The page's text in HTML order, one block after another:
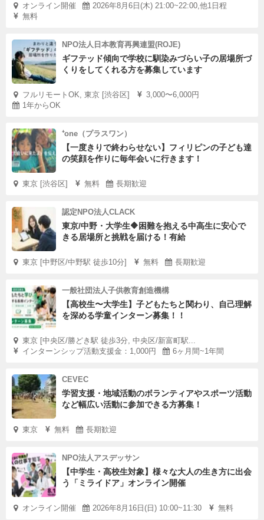
オンライン開催
2026年8月6日(木) 21:00~22:00,他1日程
無料
NPO法人日本教育再興連盟(ROJE)
ギフテッド傾向で学校に馴染みづらい子の居場所づ
くりをしてくれる方を募集しています
フルリモートOK, 東京 [渋谷区]
3,000〜6,000円
1年からOK
⁺one（プラスワン）
【一度きりで終わらせない】フィリピンの子ども達
の笑顔を作りに毎年会いに行きます！
東京 [渋谷区] 無料 長期歓迎
認定NPO法人CLACK
東京/中野・大学生🔶困難を抱える中高生に安心で
きる居場所と挑戦を届ける！有給
東京 [中野区/中野駅 徒歩10分] 無料 長期歓迎
一般社団法人子供教育創造機構
【高校生〜大学生】子どもたちと関わり、自己理解
を深める学童インターン募集！！
東京 [中央区/勝どき駅 徒歩3分, 中央区/新富町駅...
インターンシップ活動支援金：1,000円
6ヶ月間~1年間
CEVEC
学習支援・地域活動のボランティアやスポーツ活動
など幅広い活動に参加できる方募集！
東京 無料 長期歓迎
NPO法人アスデッサン
【中学生・高校生対象】様々な大人の生き方に出会
う「ミライドア」オンライン開催
オンライン開催 2026年8月16日(日) 10:00~11:30 無料